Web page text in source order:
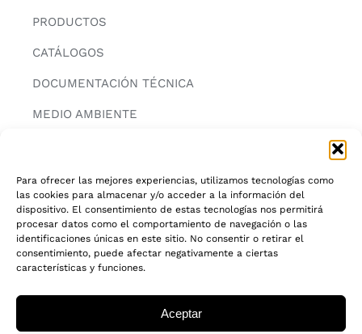
Para ofrecer las mejores experiencias, utilizamos tecnologías como
las cookies para almacenar y/o acceder a la información del
dispositivo. El consentimiento de estas tecnologías nos permitirá
procesar datos como el comportamiento de navegación o las
identificaciones únicas en este sitio. No consentir o retirar el
consentimiento, puede afectar negativamente a ciertas
características y funciones.
Aceptar
PRODUCTOS
CATÁLOGOS
DOCUMENTACIÓN TÉCNICA
MEDIO AMBIENTE
INFORMACIÓN
AVISO LEGAL
POLITICA DE PRIVACIDAD